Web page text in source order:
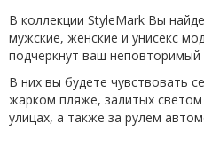
В коллекции StyleMark Вы
мужские, женские и унисекс
подчеркнут ваш неповторимый
В них вы будете чувствовать
жарком пляже, залитых светом
улицах, а также за рулем